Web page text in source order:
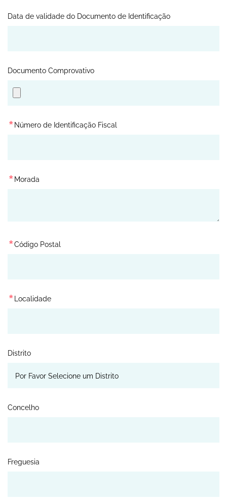
Data de validade do Documento de Identificação
Documento Comprovativo
* Número de Identificação Fiscal
* Morada
*Código Postal
* Localidade
Distrito
Concelho
Freguesia